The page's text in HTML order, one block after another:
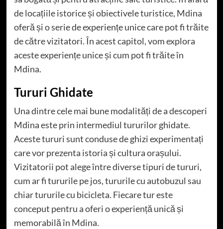
de locațiile istorice și obiectivele turistice, Mdina
oferă și o serie de experiențe unice care pot fi trăite
de către vizitatori. În acest capitol, vom explora
aceste experiențe unice și cum pot fi trăite în
Mdina.
Tururi Ghidate
Una dintre cele mai bune modalități de a descoperi
Mdina este prin intermediul tururilor ghidate.
Aceste tururi sunt conduse de ghizi experimentați
care vor prezenta istoria și cultura orașului.
Vizitatorii pot alege între diverse tipuri de tururi,
cum ar fi tururile pe jos, tururile cu autobuzul sau
chiar tururile cu bicicleta. Fiecare tur este
conceput pentru a oferi o experiență unică și
memorabilă în Mdina.